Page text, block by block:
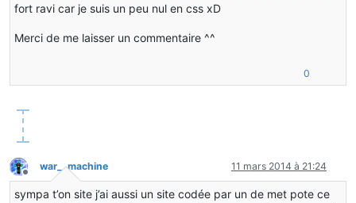
fort ravi car je suis un peu nul en css xD
Merci de me laisser un commentaire ^^
0
Hors-ligne
war__machine 11 mars 2014 à 21:24
sympa t’on site j’ai aussi un site codée par un de met pote ce